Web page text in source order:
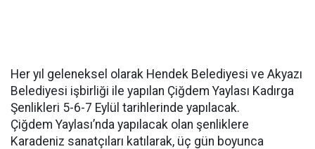
Her yıl geleneksel olarak Hendek Belediyesi ve Akyazı
Belediyesi işbirliği ile yapılan Çiğdem Yaylası Kadırga
Şenlikleri 5-6-7 Eylül tarihlerinde yapılacak.
Çiğdem Yaylası’nda yapılacak olan şenliklere
Karadeniz sanatçıları katılarak, üç gün boyunca